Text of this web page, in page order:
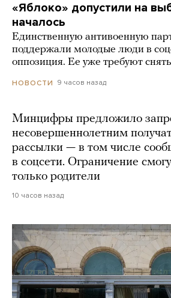
«Яблоко» допустили на
началось
Единственную антивоенную
поддержали молодые люди в
оппозиция. Ее уже требуют
НОВОСТИ 9 часов назад
Минцифры предложило
несовершеннолетним
рассылки — в том числе
в соцсети. Ограничение
только родители
10 часов назад